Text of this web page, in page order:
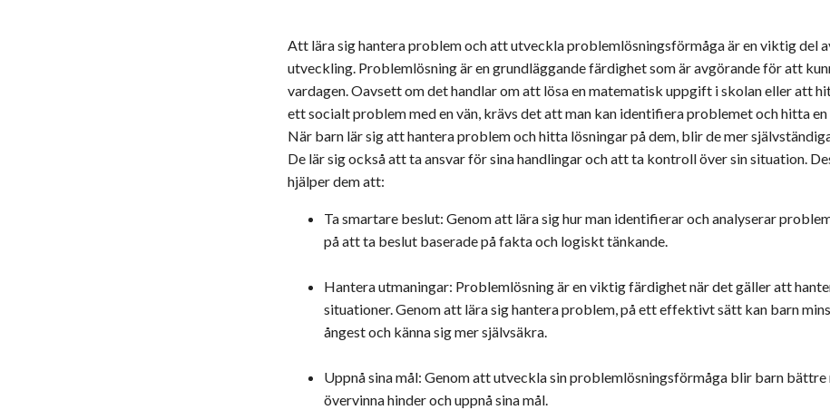
Att lära sig hantera problem och att utveckla problemlösningsförmåga är en viktig del
utveckling. Problemlösning är en grundläggande färdighet som är avgörande för att
vardagen. Oavsett om det handlar om att lösa en matematisk uppgift i skolan eller att
ett socialt problem med en vän, krävs det att man kan identifiera problemet och hitta en
När barn lär sig att hantera problem och hitta lösningar på dem, blir de mer
De lär sig också att ta ansvar för sina handlingar och att ta kontroll över sin situation.
hjälper dem att:
Ta smartare beslut: Genom att lära sig hur man identifierar och analyserar
på att ta beslut baserade på fakta och logiskt tänkande.
Hantera utmaningar: Problemlösning är en viktig färdighet när det gäller att
situationer. Genom att lära sig hantera problem, på ett effektivt sätt kan barn
ångest och känna sig mer självsäkra.
Uppnå sina mål: Genom att utveckla sin problemlösningsförmåga blir barn
övervinna hinder och uppnå sina mål.